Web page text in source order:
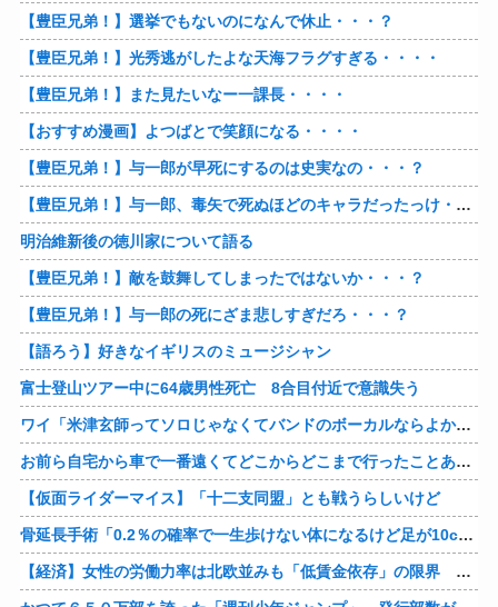
【豊臣兄弟！】選挙でもないのになんで休止・・・？
【豊臣兄弟！】光秀逃がしたよな天海フラグすぎる・・・・
【豊臣兄弟！】また見たいなー一課長・・・・
【おすすめ漫画】よつばとで笑顔になる・・・・
【豊臣兄弟！】与一郎が早死にするのは史実なの・・・？
【豊臣兄弟！】与一郎、毒矢で死ぬほどのキャラだったっけ・・・・
明治維新後の徳川家について語る
【豊臣兄弟！】敵を鼓舞してしまったではないか・・・？
【豊臣兄弟！】与一郎の死にざま悲しすぎだろ・・・？
【語ろう】好きなイギリスのミュージシャン
富士登山ツアー中に64歳男性死亡 8合目付近で意識失う
ワイ「米津玄師ってソロじゃなくてバンドのボーカルならよかったよね」
お前ら自宅から車で一番遠くてどこからどこまで行ったことある？
【仮面ライダーマイス】「十二支同盟」とも戦うらしいけど
骨延長手術「0.2％の確率で一生歩けない体になるけど足が10cm伸びます」←コスパ良すぎるだろ
【経済】女性の労働力率は北欧並みも「低賃金依存」の限界 団塊世代の完全引退で、企業が迫られる“最後の選択”